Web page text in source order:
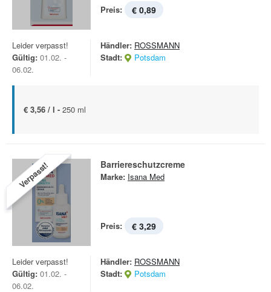
Preis: € 0,89
Leider verpasst!
Gültig: 01.02. -
06.02.
Händler: ROSSMANN
Stadt:
Potsdam
€ 3,56 / l - 250 ml
Verpasst! Barriereschutzcreme
Marke: Isana Med
Preis: € 3,29
Leider verpasst!
Gültig: 01.02. -
06.02.
Händler: ROSSMANN
Stadt:
Potsdam